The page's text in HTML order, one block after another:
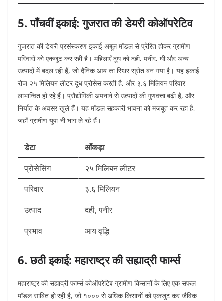
5. पाँचवीं इकाई: गुजरात की डेयरी कोऑपरेटिव
गुजरात की डेयरी प्रसंस्करण इकाई अमूल मॉडल से प्रेरित होकर ग्रामीण
परिवारों को एकजुट कर रही है। महिलाएँ दूध को दही, पनीर, घी और अन्य
उत्पादों में बदल रही हैं, जो दैनिक आय का स्थिर स्रोत बन गया है। यह इकाई
रोज २५ मिलियन लीटर दूध प्रोसेस करती है, और ३.६ मिलियन परिवार
लाभान्वित हो रहे हैं। प्रौद्योगिकी अपनाने से उत्पादों की गुणवत्ता बढ़ी है, और
निर्यात के अवसर खुले हैं। यह मॉडल सहकारी भावना को मजबूत कर रहा है,
जहाँ ग्रामीण युवा भी भाग ले रहे हैं।​
डेटा
आँकड़ा
प्रोसेसिंग
२५ मिलियन लीटर
परिवार
३.६ मिलियन
उत्पाद
दही, पनीर
प्रभाव
आय वृद्धि
6. छठी इकाई: महाराष्ट्र की सह्याद्री फार्म्स
महाराष्ट्र की सह्याद्री फार्म्स कोऑपरेटिव ग्रामीण किसानों के लिए एक सफल
मॉडल साबित हो रही है, जो १००० से अधिक किसानों को एकजुट कर जैविक